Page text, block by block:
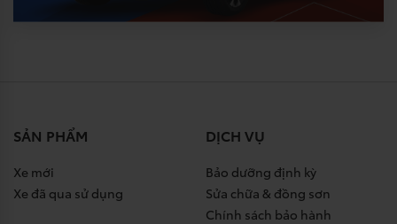
SẢN PHẨM
Xe mới
Xe đã qua sử dụng
DỊCH VỤ
Bảo dưỡng định kỳ
Sửa chữa & đồng sơn
Chính sách bảo hành